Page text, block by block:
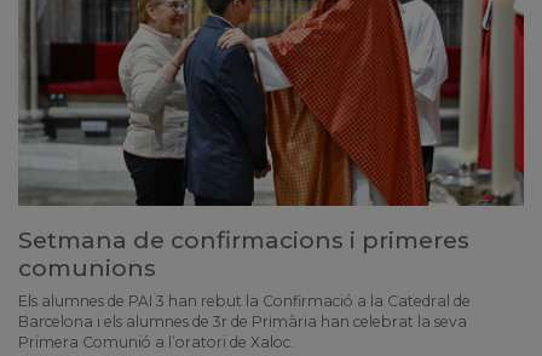
Setmana de confirmacions i primeres
comunions
Els alumnes de PAI 3 han rebut la Confirmació a la Catedral de
Barcelona i els alumnes de 3r de Primària han celebrat la seva
Primera Comunió a l’oratori de Xaloc.